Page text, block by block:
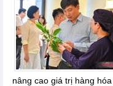
nâng cao giá trị hàng